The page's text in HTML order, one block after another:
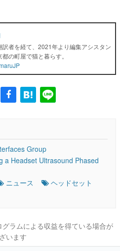
訳者を経て、2021年より編集アシスタン
の町屋で猫と暮らす。
Group
a Headset Ultrasound Phased
ニュース
ヘッドセット
ラムによる収益を得ている場合が
います